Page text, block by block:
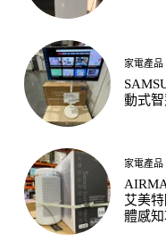
家電產品
動式
家電產品
艾美
體感知